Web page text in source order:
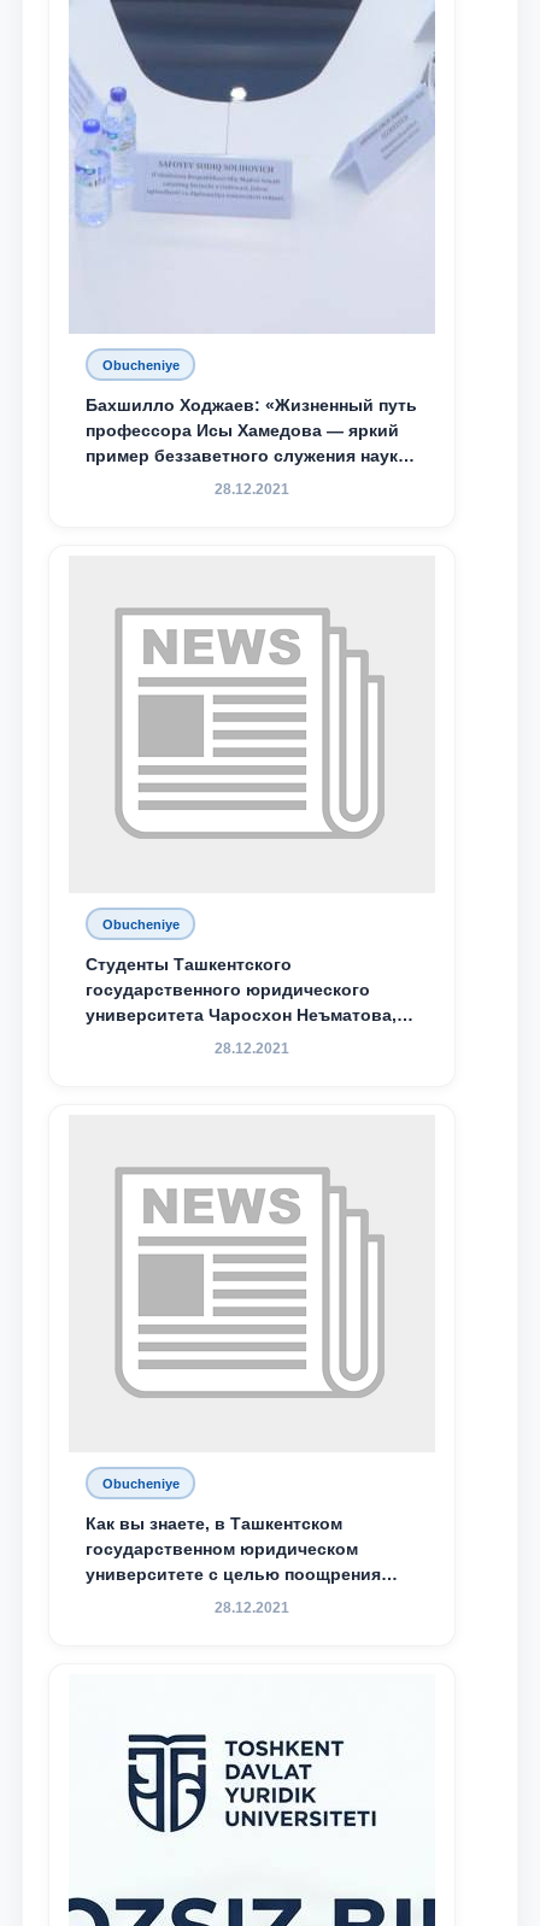
Obucheniye
Бахшилло Ходжаев: «Жизненный путь
профессора Исы Хамедова — яркий
пример беззаветного служения науке,
Родине и воспитанию молодого
28.12.2021
Obucheniye
Студенты Ташкентского
государственного юридического
университета Чаросхон Неъматова,
Севдо Хакимходжаева, Анбарой
специальной стипендии имени
Хадичи Сулеймановой.
28.12.2021
Obucheniye
Как вы знаете, в Ташкентском
государственном юридическом
университете с целью поощрения
талантливых, активных и
28.12.2021